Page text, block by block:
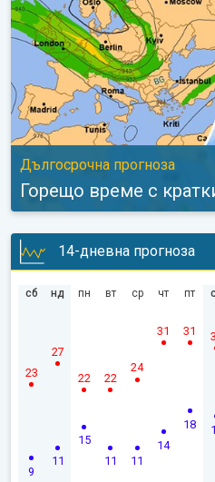
Дългосрочна прогноза
Горещо време с
14-дневна прогноза
сб
9
23
нд
11
27
пн
15
22
вт
11
22
ср
11
24
чт
14
31
пт
18
31